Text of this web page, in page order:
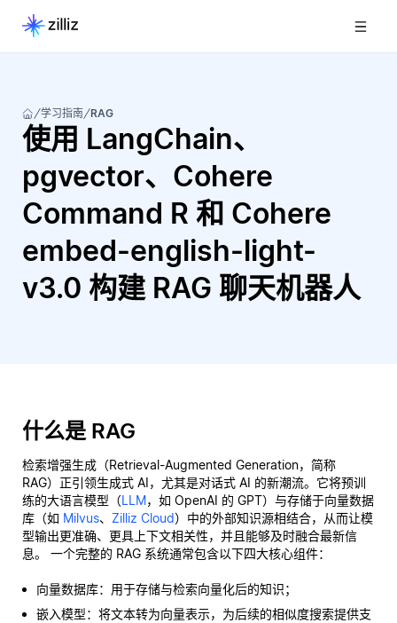
学习指南 RAG
使用 LangChain、
pgvector、Cohere
Command R 和 Cohere
embed-english-light-
v3.0 构建 RAG 聊天机器人
什么是 RAG
检索增强生成（Retrieval-Augmented Generation，简称
RAG）正引领生成式 AI，尤其是对话式 AI 的新潮流。它将预训
练的大语言模型（LLM，如 OpenAI 的 GPT）与存储于向量数据
库（如 Milvus、 Zilliz Cloud）中的外部知识源相结合，从而让模
型输出更准确、更具上下文相关性，并且能够及时融合最新信
息。 一个完整的 RAG 系统通常包含以下四大核心组件：
向量数据库：用于存储与检索向量化后的知识；
嵌入模型：将文本转为向量表示，为后续的相似度搜索提供支